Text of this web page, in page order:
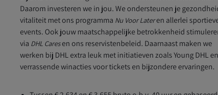
Daarom investeren we in jou. We ondersteunen je
vitaliteit met ons programma Nu Voor Lateren allerlei
events. Ook jouw maatschappelijke betrokkenheid
via DHL Caresen ons reservistenbeleid. Daarnaast maken we
werken bij DHL extra leuk met initiatieven zoals Young DHL
verrassende winacties voor tickets en bijzondere ervaringen.